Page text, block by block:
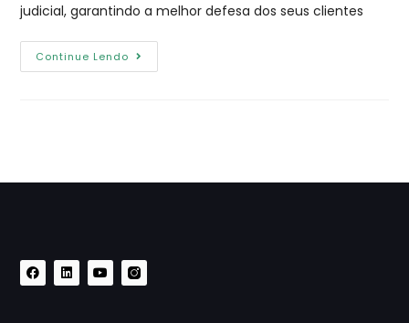
judicial, garantindo a melhor defesa dos seus clientes
Continue Lendo